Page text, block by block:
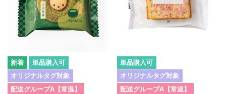
単品購入可
オリジナルタグ対象
配送グループA【常温】
単品購入可
オリジナルタグ対象
配送グループA【常温】